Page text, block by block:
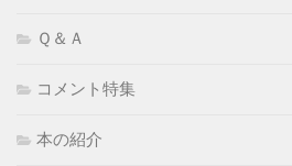
Ｑ＆Ａ
コメント特集
本の紹介